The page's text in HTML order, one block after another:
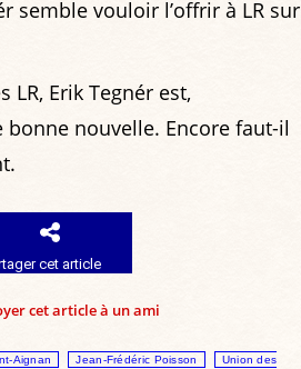
semble vouloir l’offrir à LR sur
LR, Erik Tegnér est,
nouvelle. Encore faut-il
cet article
cet article à un ami
Aignan Jean-Frédéric Poisson Union des